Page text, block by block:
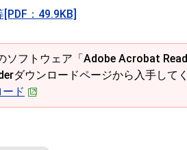
：49.9KB]
ソフトウェア「Adobe Acrobat
ダウンロードページから入手してく
ド